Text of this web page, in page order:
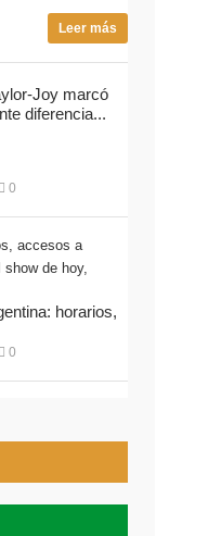
Leer más
Joy marcó
diferencia...
0
horarios,
0